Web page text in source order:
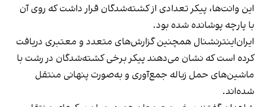
این وانت‌ها، پیکر تعدادی از کشته‌شدگان قرار داشت که روی آن
با پارچه پوشانده شده بود.
ایران‌اینترنشنال همچنین گزارش‌های متعدد و معتبری دریافت
کرده است که نشان می‌دهند پیکر برخی کشته‌شدگان در رشت با
ماشین‌های حمل زباله جمع‌آوری و به‌صورت پنهانی منتقل
شده‌اند.